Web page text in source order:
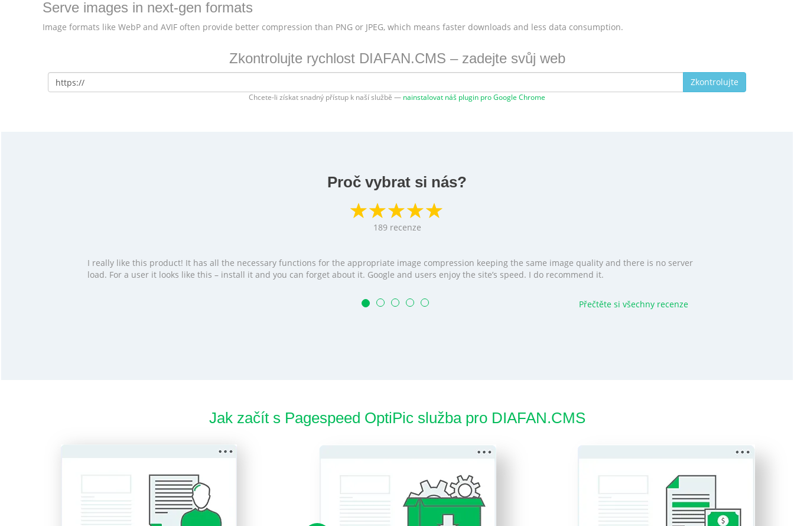
Serve images in next-gen formats
Image formats like WebP and AVIF often provide better compression than PNG or JPEG, which means faster downloads and less data consumption.
Zkontrolujte rychlost DIAFAN.CMS – zadejte svůj web
Zkontrolujte
Chcete-li získat snadný přístup k naší službě — nainstalovat náš plugin pro Google Chrome
Proč vybrat si nás?
189 recenze
I really like this product! It has all the necessary functions for the appropriate image compression keeping the same image quality and there is no server
load. For a user it looks like this – install it and you can forget about it. Google and users enjoy the site’s speed. I do recommend it.
Přečtěte si všechny recenze
Jak začít s Pagespeed OptiPic služba pro DIAFAN.CMS